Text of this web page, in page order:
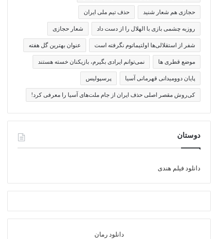
حجازی هم شعار شنید حذف تیم ملی ایران
روزبه چشمی بازی با الهلال را از دست داد شعار حجازی
شفر از استقلالی‌ها اولتیماتوم نگرفته است عنوان بهترین گل هفته
موضع قطری ها نمی‌توانم ایرادی بگیرم، بازیکنان خسته هستند
پایان دوومیدانی قهرمانی آسیا پرسپولیس
کی‌روش مقصر اصلی حذف ایران از جام ملت‌های آسیا را معرفی کرد!
دوستان
دانلود فیلم هندی
دانلود رمان